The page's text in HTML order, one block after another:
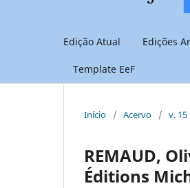
Edição Atual Edições
Template EeF
Início / Acervo / v. 15
REMAUD,
Éditions